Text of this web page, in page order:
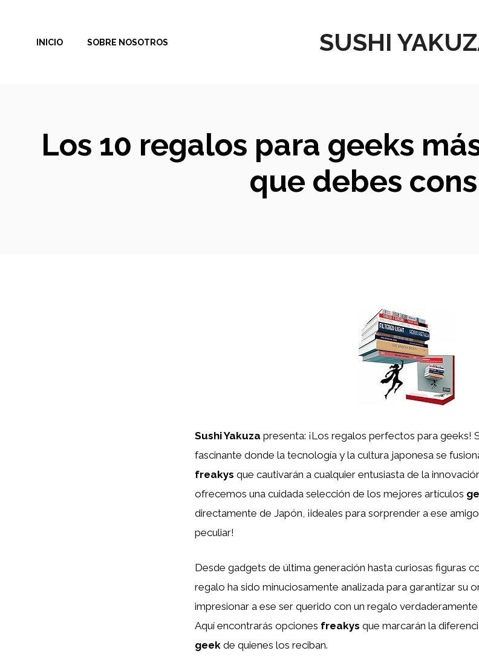
contenido
SUSHI
INICIO SOBRE NOSOTROS
Los 10 regalos para geeks
que debes
Sushi Yakuza presenta: ¡Los regalos perfectos para geeks!
fascinante donde la tecnología y la cultura japonesa se
freakys que cautivarán a cualquier entusiasta de la
ofrecemos una cuidada selección de los mejores artículos
directamente de Japón, ¡ideales para sorprender a ese
peculiar!
Desde gadgets de última generación hasta curiosas figuras
regalo ha sido minuciosamente analizada para garantizar su
impresionar a ese ser querido con un regalo verdaderamente
Aquí encontrarás opciones freakys que marcarán la
geek de quienes los reciban.